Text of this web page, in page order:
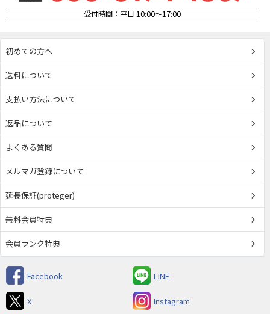
受付時間：平日 10:00～17:00
初めての方へ
送料について
支払い方法について
返品について
よくある質問
メルマガ登録について
延長保証(proteger)
無料会員特典
会員ランク特典
Facebook LINE
X Instagram